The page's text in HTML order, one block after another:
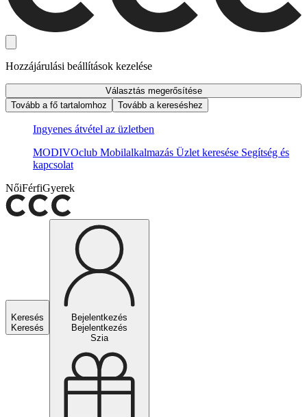
Hozzájárulási beállítások kezelése
Választás megerősítése
Tovább a fő tartalomhoz
Tovább a kereséshez
Ingyenes átvétel az üzletben
MODIVOclub Mobilalkalmazás Üzlet keresése Segítség és
kapcsolat
NőiFérfiGyerek
Keresés
Keresés
Bejelentkezés
Bejelentkezés
Szia